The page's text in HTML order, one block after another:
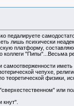
педалируете
лишь психически
платформу,
"Пипы"...Весьма
самоотверженности
чепухе,
теоретической физики,